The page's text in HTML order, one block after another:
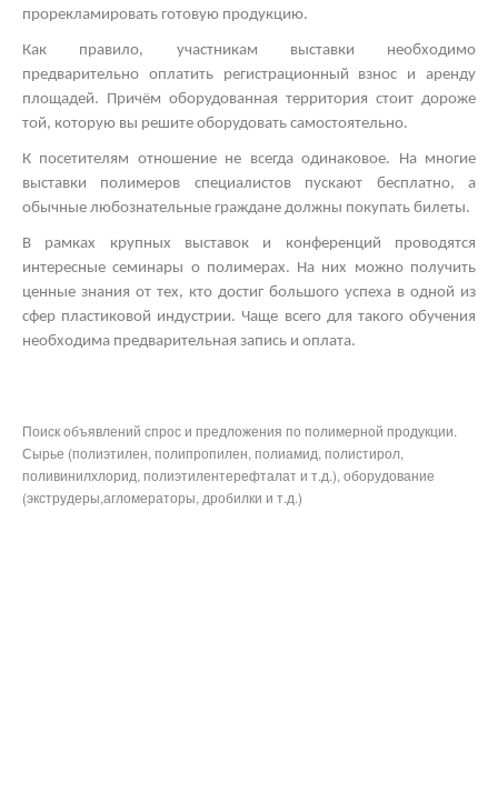
прорекламировать готовую продукцию.
Как правило, участникам выставки необходимо
предварительно оплатить регистрационный взнос и аренду
площадей. Причём оборудованная территория стоит дороже
той, которую вы решите оборудовать самостоятельно.
К посетителям отношение не всегда одинаковое. На многие
выставки полимеров специалистов пускают бесплатно, а
обычные любознательные граждане должны покупать билеты.
В рамках крупных выставок
и конференций проводятся
интересные семинары о полимерах. На них можно получить
ценные знания от тех, кто достиг большого успеха в одной из
сфер пластиковой индустрии. Чаще всего для такого обучения
необходима предварительная запись и оплата.
Поиск объявлений спрос и предложения по полимерной продукции.
Сырье (полиэтилен, полипропилен, полиамид, полистирол,
поливинилхлорид, полиэтилентерефталат и т.д.), оборудование
(экструдеры,агломераторы, дробилки и т.д.)